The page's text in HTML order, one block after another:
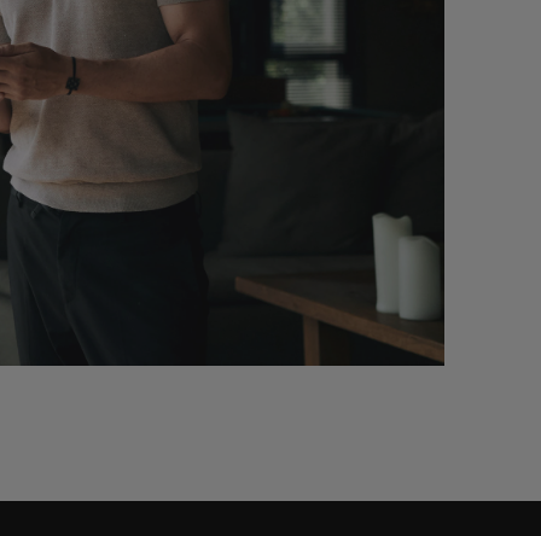
o jeho výbave?
technológie vo
výukových videí.
ktoré hľadáte o
zariadenia.
Po vašej ceste: podpora pre vaše
ktorá vám umožní prejsť z auta DS do
destinácie.*
Aplikácia MyDS zobrazuje súbor
dojazd, počet najazdených
navigačnými funkciami.